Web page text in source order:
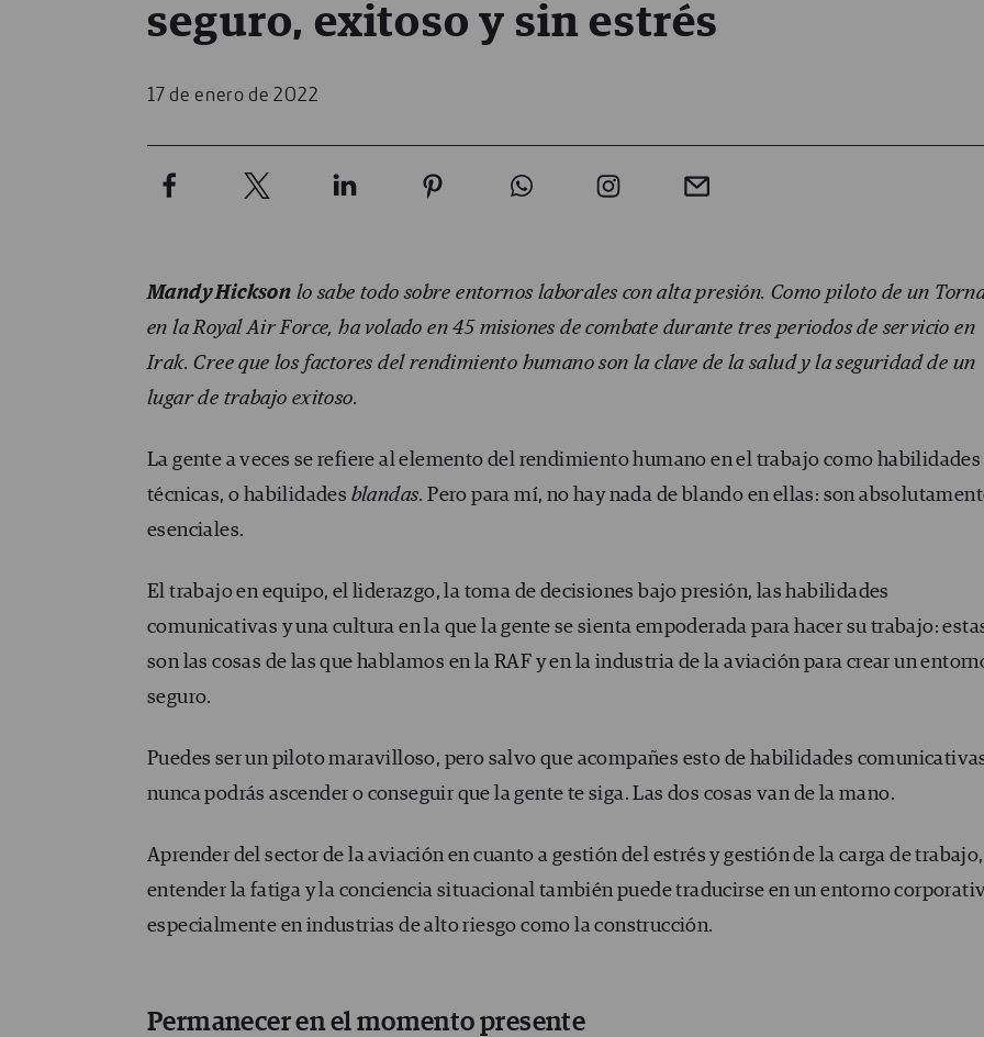
seguro, exitoso y sin estrés
17 de enero de 2022
Mandy Hickson lo sabe todo sobre entornos laborales con alta presión. Como piloto de un
en la Royal Air Force, ha volado en 45 misiones de combate durante tres periodos de servicio en
Irak. Cree que los factores del rendimiento humano son la clave de la salud y la seguridad de un
lugar de trabajo exitoso.
La gente a veces se refiere al elemento del rendimiento humano en el trabajo como habilidades
técnicas, o habilidades blandas. Pero para mí, no hay nada de blando en ellas: son
esenciales.
El trabajo en equipo, el liderazgo, la toma de decisiones bajo presión, las habilidades
comunicativas y una cultura en la que la gente se sienta empoderada para hacer su trabajo:
son las cosas de las que hablamos en la RAF y en la industria de la aviación para crear un
seguro.
Puedes ser un piloto maravilloso, pero salvo que acompañes esto de habilidades
nunca podrás ascender o conseguir que la gente te siga. Las dos cosas van de la mano.
Aprender del sector de la aviación en cuanto a gestión del estrés y gestión de la carga de
entender la fatiga y la conciencia situacional también puede traducirse en un entorno
especialmente en industrias de alto riesgo como la construcción.
Permanecer en el momento presente